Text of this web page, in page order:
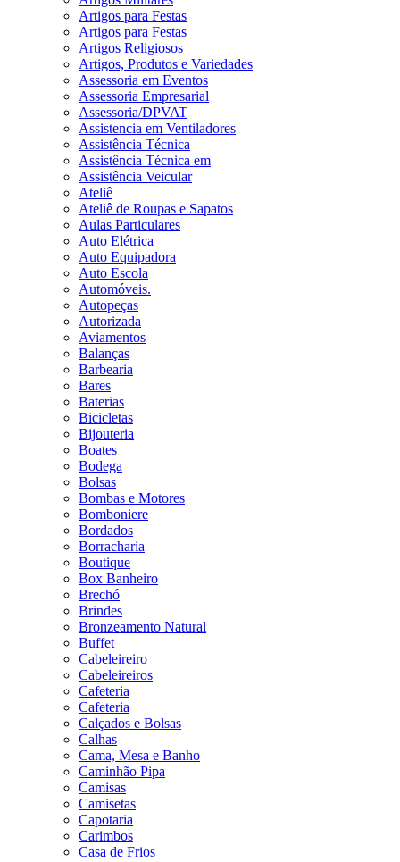
Artigos para Festas
Artigos para Festas
Artigos Religiosos
Artigos, Produtos e Variedades
Assessoria em Eventos
Assessoria Empresarial
Assessoria/DPVAT
Assistencia em Ventiladores
Assistência Técnica
Assistência Técnica em
Assistência Veicular
Ateliê
Ateliê de Roupas e Sapatos
Aulas Particulares
Auto Elétrica
Auto Equipadora
Auto Escola
Automóveis.
Autopeças
Autorizada
Aviamentos
Balanças
Barbearia
Bares
Baterias
Bicicletas
Bijouteria
Boates
Bodega
Bolsas
Bombas e Motores
Bomboniere
Bordados
Borracharia
Boutique
Box Banheiro
Brechó
Brindes
Bronzeamento Natural
Buffet
Cabeleireiro
Cabeleireiros
Cafeteria
Cafeteria
Calçados e Bolsas
Calhas
Cama, Mesa e Banho
Caminhão Pipa
Camisas
Camisetas
Capotaria
Carimbos
Casa de Frios